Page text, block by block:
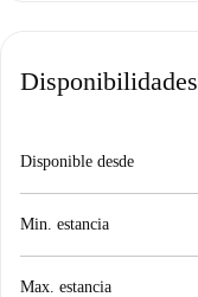
Disponibilidades
Disponible desde
Min. estancia
Max. estancia